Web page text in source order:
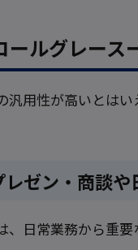
ールグレー
汎用性が高いとは
ゼン・商談や
日常業務から重